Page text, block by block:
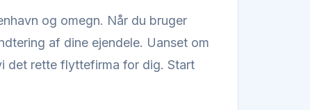
og omegn. Når du bruger
af dine ejendele. Uanset om
det rette flyttefirma for dig. Start